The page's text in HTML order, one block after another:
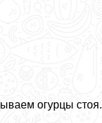
огурцы стоя.